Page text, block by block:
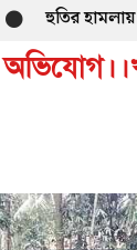
হুতির হামলায়